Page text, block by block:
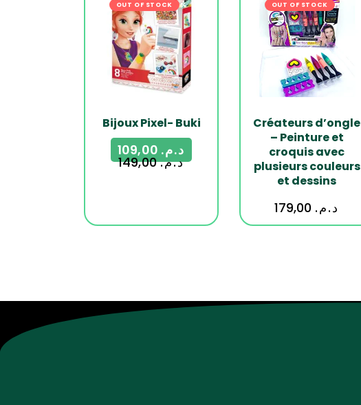
OUT OF STOCK-27%
Bijoux Pixel- Buki
د.م.149,00
د.م.
OUT OF STOCK
Créateurs d’ongle
– Peinture et
croquis avec
plusieurs couleurs
et dessins
د.م.